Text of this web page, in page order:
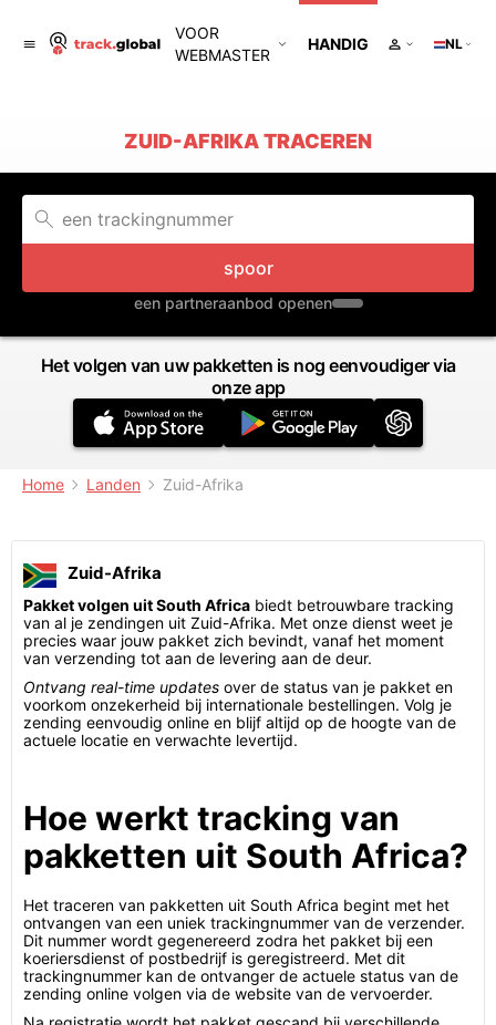
VOOR
WEBMASTER
HANDIG NL
ZUID-AFRIKA TRACEREN
spoor
een partneraanbod openen
Het volgen van uw pakketten is nog eenvoudiger via
onze app
Home Landen Zuid-Afrika
Zuid-Afrika
Pakket volgen uit South Africa biedt betrouwbare tracking
van al je zendingen uit Zuid-Afrika. Met onze dienst weet je
precies waar jouw pakket zich bevindt, vanaf het moment
van verzending tot aan de levering aan de deur.
Ontvang real-time updates over de status van je pakket en
voorkom onzekerheid bij internationale bestellingen. Volg je
zending eenvoudig online en blijf altijd op de hoogte van de
actuele locatie en verwachte levertijd.
Hoe werkt tracking van
pakketten uit South Africa?
Het traceren van pakketten uit South Africa begint met het
ontvangen van een uniek trackingnummer van de verzender.
Dit nummer wordt gegenereerd zodra het pakket bij een
koeriersdienst of postbedrijf is geregistreerd. Met dit
trackingnummer kan de ontvanger de actuele status van de
zending online volgen via de website van de vervoerder.